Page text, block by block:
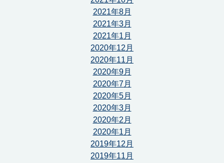
2021年8月
2021年3月
2021年1月
2020年12月
2020年11月
2020年9月
2020年7月
2020年5月
2020年3月
2020年2月
2020年1月
2019年12月
2019年11月